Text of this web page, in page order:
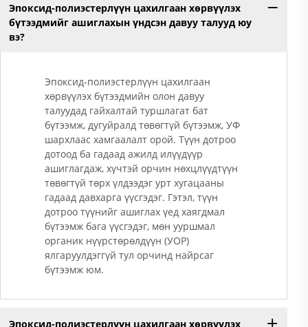
Эпоксид-полиэстерлүүн цахилгаан хөрвүүлэх
бүтээдмийг ашиглахын үндсэн давуу талууд юу
вэ?
Эпоксид-полиэстерлүүн цахилгаан
хөрвүүлэх бүтээдмийн олон давуу
талуудад гайхалтай туршлагат бат
бүтээмж, дугуйралд төвөгтүй бүтээмж, УФ
шархлаас хамгаалалт орой. Түүн дотроо
дотоод ба гадаад ажилд илүүдүүр
ашиглагдаж, хүчтэй орчин нөхцлүүдтүүн
төвөгтүй төрх үлдээдэг урт хугацааны
гадаад давхарга үүсгэдэг. Гэтэл, түүн
дотроо түүнийг ашиглах үед хаягдмал
бүтээмж бага үүсгэдэг, мөн ууршмал
органик нүүрстөрөлдүүн (УОР)
ялгаруулдэггүй тул орчинд найрсаг
бүтээмж юм.
Эпоксид-полиэстерлүүн цахилгаан хөрвүүлэх